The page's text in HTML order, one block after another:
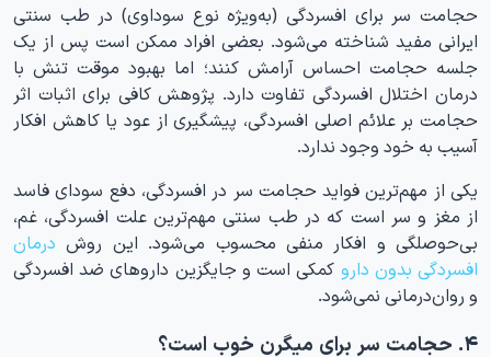
حجامت سر برای افسردگی (به‌ویژه نوع سوداوی) در طب سنتی
ایرانی مفید شناخته می‌شود. بعضی افراد ممکن است پس از یک
جلسه حجامت احساس آرامش کنند؛ اما بهبود موقت تنش با
درمان اختلال افسردگی تفاوت دارد. پژوهش کافی برای اثبات اثر
حجامت بر علائم اصلی افسردگی، پیشگیری از عود یا کاهش افکار
آسیب به خود وجود ندارد.
یکی از مهم‌ترین فواید حجامت سر در افسردگی، دفع سودای فاسد
از مغز و سر است که در طب سنتی مهم‌ترین علت افسردگی، غم،
بی‌حوصلگی و افکار منفی محسوب می‌شود. این روش درمان
افسردگی بدون دارو کمکی است و جایگزین داروهای ضد افسردگی
و روان‌درمانی نمی‌شود.
۴. حجامت سر برای میگرن خوب است؟